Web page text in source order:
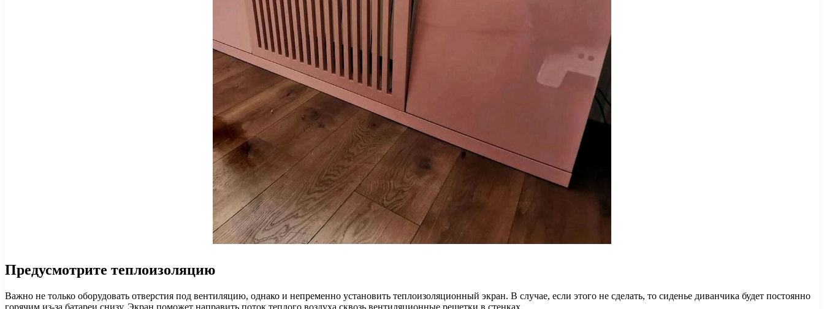
Предусмотрите теплоизоляцию
Важно не только оборудовать отверстия под вентиляцию, однако и непременно установить теплоизоляционный экран. В случае, если этого не сделать, то сиденье диванчика будет постоянно
горячим из-за батареи снизу. Экран поможет направить поток теплого воздуха сквозь вентиляционные решетки в стенках.